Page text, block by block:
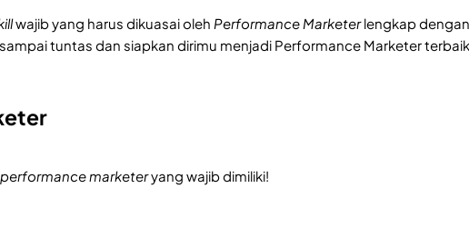
wajib yang harus dikuasai oleh Performance Marketerlengkap
tuntas dan siapkan dirimu menjadi Performance Marketer
marketeryang wajib dimiliki!